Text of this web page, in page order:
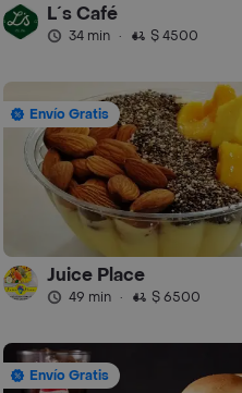
L´s Café
34 min · $ 4500
Envío Gratis
Juice Place
49 min · $ 6500
Envío Gratis